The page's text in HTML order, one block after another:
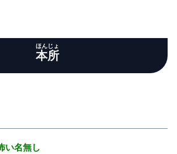
本所
ほんじょ
い名無し